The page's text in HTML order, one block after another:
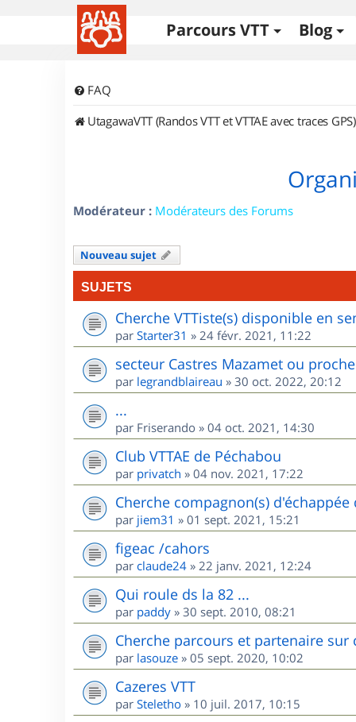
Parcours VTT Blog
FAQ
UtagawaVTT (Randos VTT et VTTAE avec traces GPS)
Modérateur : Modérateurs des Forums
Nouveau sujet
SUJETS
Cherche VTTiste(s) disponible en
par Starter31 » 24 févr. 2021, 11:22
secteur Castres Mazamet ou proche
par legrandblaireau » 30 oct. 2022, 20:12
...
par Friserando » 04 oct. 2021, 14:30
Club VTTAE de Péchabou
par privatch » 04 nov. 2021, 17:22
Cherche compagnon(s)
par jiem31 » 01 sept. 2021, 15:21
figeac /cahors
par claude24 » 22 janv. 2021, 12:24
Qui roule ds la 82 ...
par paddy » 30 sept. 2010, 08:21
Cherche parcours et partenaire sur
par lasouze » 05 sept. 2020, 10:02
Cazeres VTT
par Steletho » 10 juil. 2017, 10:15